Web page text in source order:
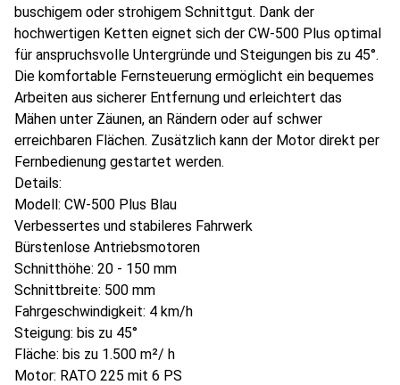
buschigem oder strohigem Schnittgut. Dank der
hochwertigen Ketten eignet sich der CW-500 Plus optimal
für anspruchsvolle Untergründe und Steigungen bis zu 45°.
Die komfortable Fernsteuerung ermöglicht ein bequemes
Arbeiten aus sicherer Entfernung und erleichtert das
Mähen unter Zäunen, an Rändern oder auf schwer
erreichbaren Flächen. Zusätzlich kann der Motor direkt per
Fernbedienung gestartet werden.
Details:
Modell: CW-500 Plus Blau
Verbessertes und stabileres Fahrwerk
Bürstenlose Antriebsmotoren
Schnitthöhe: 20 - 150 mm
Schnittbreite: 500 mm
Fahrgeschwindigkeit: 4 km/h
Steigung: bis zu 45°
Fläche: bis zu 1.500 m²/ h
Motor: RATO 225 mit 6 PS